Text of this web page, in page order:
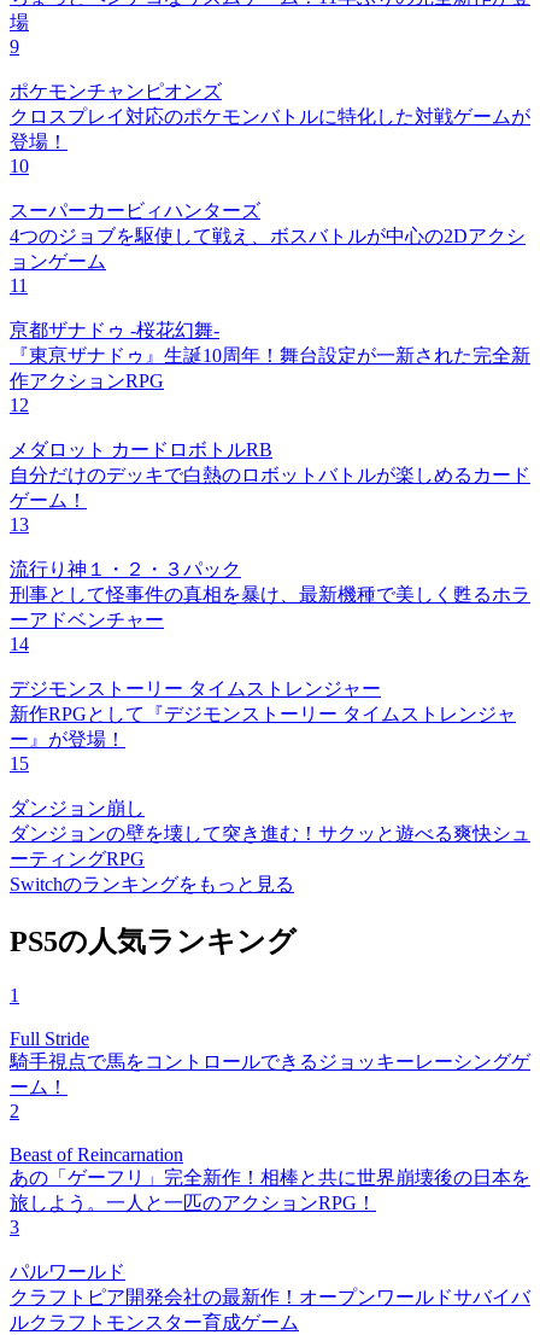
場
9
ポケモンチャンピオンズ
クロスプレイ対応のポケモンバトルに特化した対戦ゲームが
登場！
10
スーパーカービィハンターズ
4つのジョブを駆使して戦え、ボスバトルが中心の2Dアクシ
ョンゲーム
11
亰都ザナドゥ -桜花幻舞-
『東亰ザナドゥ』生誕10周年！舞台設定が一新された完全新
作アクションRPG
12
メダロット カードロボトルRB
自分だけのデッキで白熱のロボットバトルが楽しめるカード
ゲーム！
13
流行り神１・２・３パック
刑事として怪事件の真相を暴け、最新機種で美しく甦るホラ
ーアドベンチャー
14
デジモンストーリー タイムストレンジャー
新作RPGとして『デジモンストーリー タイムストレンジャ
ー』が登場！
15
ダンジョン崩し
ダンジョンの壁を壊して突き進む！サクッと遊べる爽快シュ
ーティングRPG
Switchのランキングをもっと見る
PS5の人気ランキング
1
Full Stride
騎手視点で馬をコントロールできるジョッキーレーシングゲ
ーム！
2
Beast of Reincarnation
あの「ゲーフリ」完全新作！相棒と共に世界崩壊後の日本を
旅しよう。一人と一匹のアクションRPG！
3
パルワールド
クラフトピア開発会社の最新作！オープンワールドサバイバ
ルクラフトモンスター育成ゲーム